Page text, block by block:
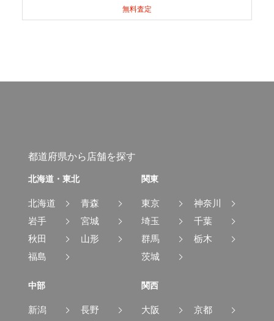
無料査定
都道府県から店舗を探す
北海道・東北
北海道
青森
岩手
宮城
秋田
山形
福島
関東
東京
神奈川
埼玉
千葉
群馬
栃木
茨城
中部
新潟
長野
関西
大阪
京都